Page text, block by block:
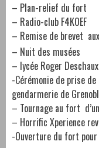
– Plan-relief du fort
– Radio-club F4KOEF
– Remise de brevet
– Nuit des musées
– lycée Roger Deschaux
-Cérémonie de prise
gendarmerie de
– Tournage au fort
– Horrific Xperience
-Ouverture du fort pour